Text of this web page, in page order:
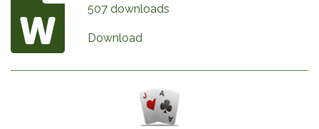
507 downloads
Download